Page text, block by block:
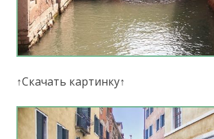
↑Скачать картинку↑